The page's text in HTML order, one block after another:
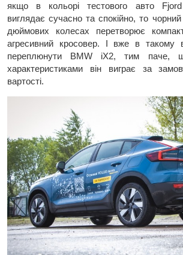
якщо в кольорі тестового авто
виглядає сучасно та спокійно, то
дюймових колесах перетворює
агресивний кросовер. І вже в такому
переплюнути BMW iX2, тим паче,
характеристиками він виграє за
вартості.